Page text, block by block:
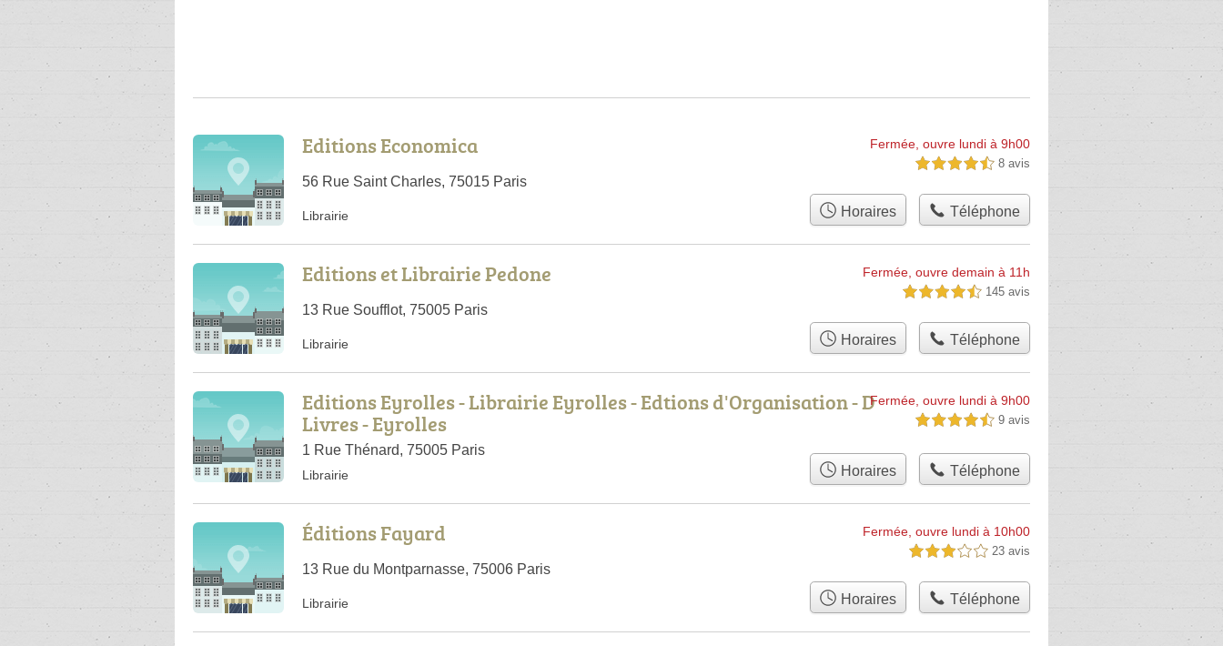
Editions Economica
56 Rue Saint Charles, 75015 Paris
Fermée, ouvre lundi à 9h00
4,5 étoiles sur 5 8 avis
Librairie Horaires Téléphone
Editions et Librairie Pedone
13 Rue Soufflot, 75005 Paris
Fermée, ouvre demain à 11h
4,5 étoiles sur 5 145 avis
Librairie Horaires Téléphone
Editions Eyrolles - Librairie Eyrolles - Edtions d'Organisation - D
Livres - Eyrolles
1 Rue Thénard, 75005 Paris
Fermée, ouvre lundi à 9h00
4,5 étoiles sur 5 9 avis
Librairie Horaires Téléphone
Éditions Fayard
13 Rue du Montparnasse, 75006 Paris
Fermée, ouvre lundi à 10h00
3,0 étoiles sur 5 23 avis
Librairie Horaires Téléphone